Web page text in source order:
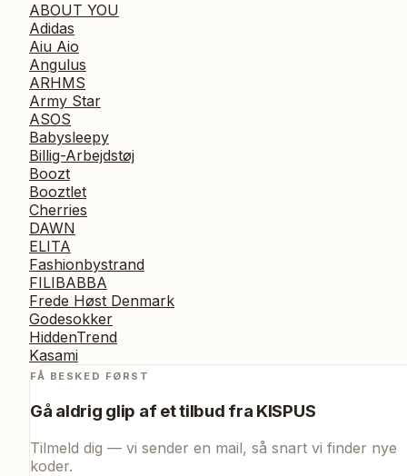
ABOUT YOU
Adidas
Aiu Aio
Angulus
ARHMS
Army Star
ASOS
Babysleepy
Billig-Arbejdstøj
Boozt
Booztlet
Cherries
DAWN
ELITA
Fashionbystrand
FILIBABBA
Frede Høst Denmark
Godesokker
HiddenTrend
Kasami
FÅ BESKED FØRST
Gå aldrig glip af et tilbud fra KISPUS
Tilmeld dig — vi sender en mail, så snart vi finder nye
koder.